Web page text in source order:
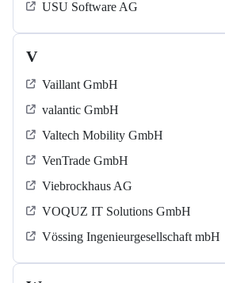
USU Software AG
V
Vaillant GmbH
valantic GmbH
Valtech Mobility GmbH
VenTrade GmbH
Viebrockhaus AG
VOQUZ IT Solutions GmbH
Vössing Ingenieurgesellschaft mbH